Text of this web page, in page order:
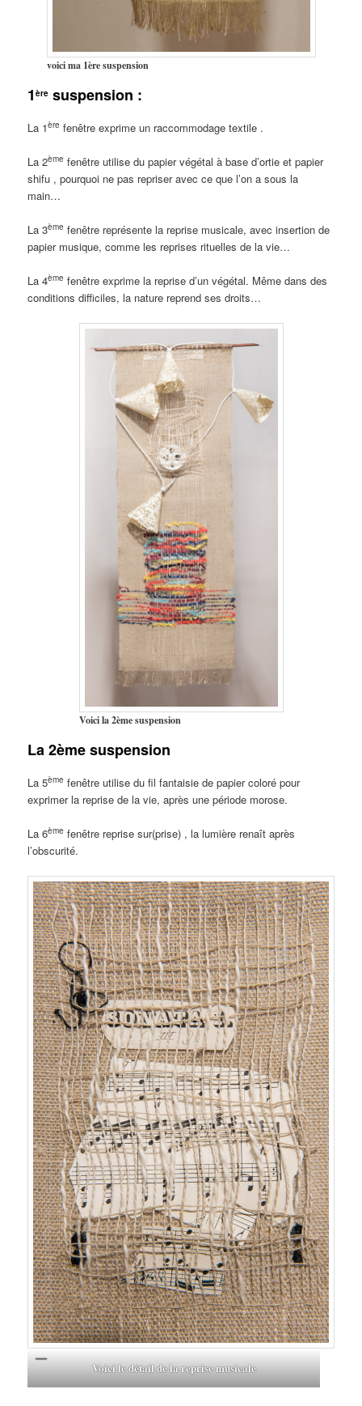
voici ma 1ère suspension
1ère suspension :
La 1ère fenêtre exprime un raccommodage textile .
La 2ème fenêtre utilise du papier végétal à base d’ortie et papier
shifu , pourquoi ne pas repriser avec ce que l’on a sous la
main…
La 3ème fenêtre représente la reprise musicale, avec insertion de
papier musique, comme les reprises rituelles de la vie…
La 4ème fenêtre exprime la reprise d’un végétal. Même dans des
conditions difficiles, la nature reprend ses droits…
Voici la 2ème suspension
La 2ème suspension
La 5ème fenêtre utilise du fil fantaisie de papier coloré pour
exprimer la reprise de la vie, après une période morose.
La 6ème fenêtre reprise sur(prise) , la lumière renaît après
l’obscurité.
Voici le détail de la reprise musicale